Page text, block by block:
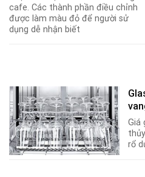
cafe. Các thành phần điều chỉnh
được làm màu đỏ để người sử
dụng dễ nhận biết
Giá
rổ